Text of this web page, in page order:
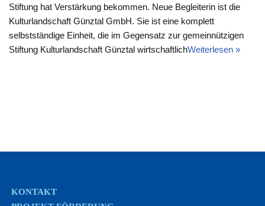
Stiftung hat Verstärkung bekommen. Neue Begleiterin ist die
Kulturlandschaft Günztal GmbH. Sie ist eine komplett
selbstständige Einheit, die im Gegensatz zur gemeinnützigen
Stiftung Kulturlandschaft Günztal wirtschaftlichWeiterlesen »
KONTAKT